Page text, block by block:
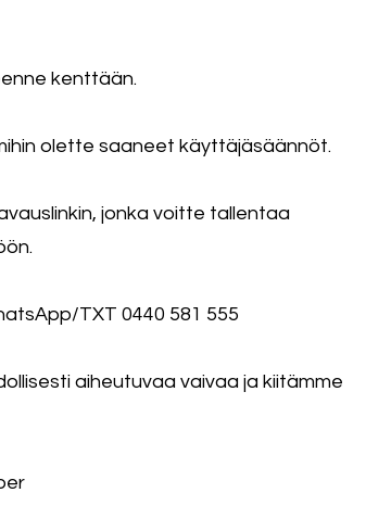
kenttään.
olette saaneet käyttäjäsäännöt.
jonka voitte tallentaa
TXT 0440 581 555
aiheutuvaa vaivaa ja kiitämme